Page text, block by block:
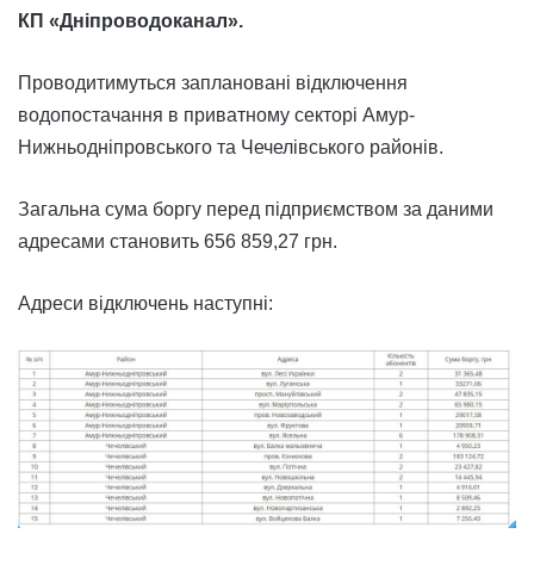
КП «Дніпроводоканал».
Проводитимуться заплановані відключення
водопостачання в приватному секторі Амур-
Нижньодніпровського та Чечелівського районів.
Загальна сума боргу перед підприємством за даними
адресами становить 656 859,27 грн.
Адреси відключень наступні: